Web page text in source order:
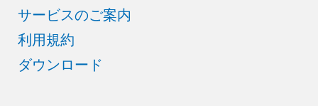
サービスのご案内
利用規約
ダウンロード